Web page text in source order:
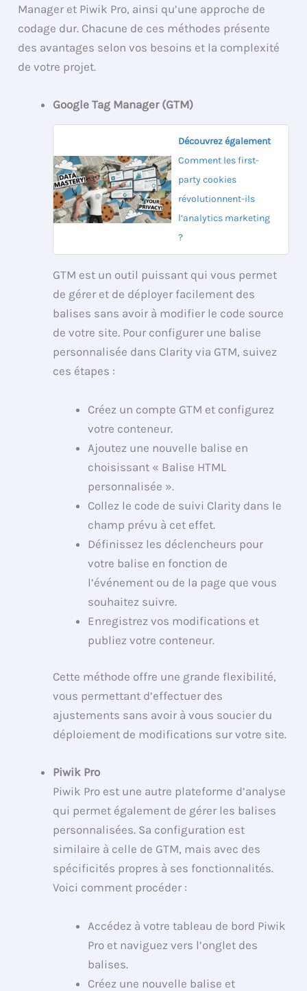
Manager et Piwik Pro, ainsi qu’une approche de
codage dur. Chacune de ces méthodes présente
des avantages selon vos besoins et la complexité
de votre projet.
Google Tag Manager (GTM)
Découvrez également
Comment les first-
party cookies
révolutionnent-ils
l’analytics marketing
?
GTM est un outil puissant qui vous permet
de gérer et de déployer facilement des
balises sans avoir à modifier le code source
de votre site. Pour configurer une balise
personnalisée dans Clarity via GTM, suivez
ces étapes :
Créez un compte GTM et configurez
votre conteneur.
Ajoutez une nouvelle balise en
choisissant « Balise HTML
personnalisée ».
Collez le code de suivi Clarity dans le
champ prévu à cet effet.
Définissez les déclencheurs pour
votre balise en fonction de
l’événement ou de la page que vous
souhaitez suivre.
Enregistrez vos modifications et
publiez votre conteneur.
Cette méthode offre une grande flexibilité,
vous permettant d’effectuer des
ajustements sans avoir à vous soucier du
déploiement de modifications sur votre site.
Piwik Pro
Piwik Pro est une autre plateforme d’analyse
qui permet également de gérer les balises
personnalisées. Sa configuration est
similaire à celle de GTM, mais avec des
spécificités propres à ses fonctionnalités.
Voici comment procéder :
Accédez à votre tableau de bord Piwik
Pro et naviguez vers l’onglet des
balises.
Créez une nouvelle balise et